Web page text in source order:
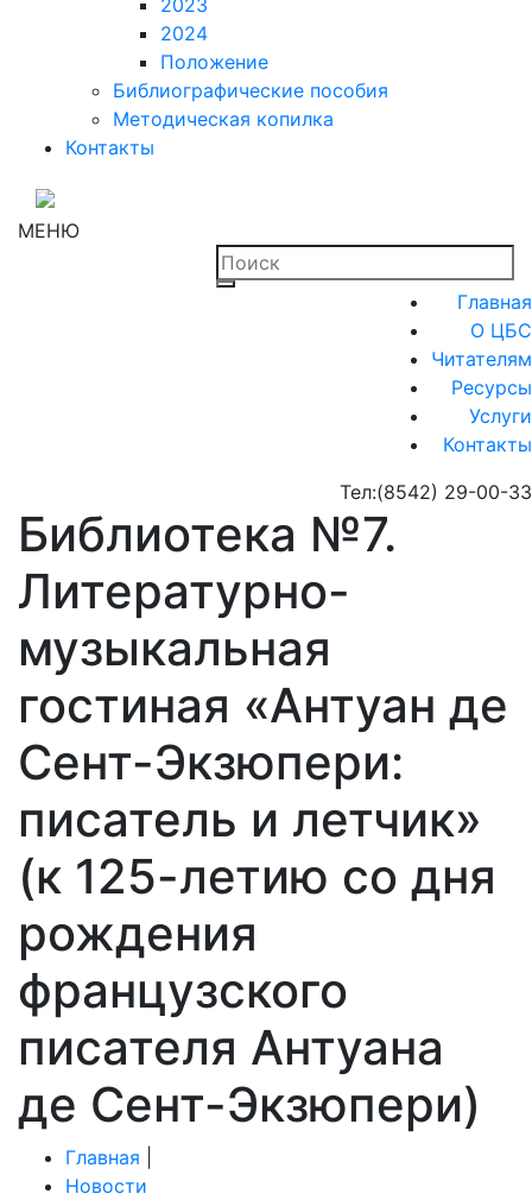
2023
2024
Положение
Библиографические пособия
Методическая копилка
Контакты
МЕНЮ
Главная
О ЦБС
Читателям
Ресурсы
Услуги
Контакты
Тел:(8542) 29-00-33
Библиотека №7.
Литературно-
музыкальная
гостиная «Антуан де
Сент-Экзюпери:
писатель и летчик»
(к 125-летию со дня
рождения
французского
писателя Антуана
де Сент-Экзюпери)
Главная
Новости